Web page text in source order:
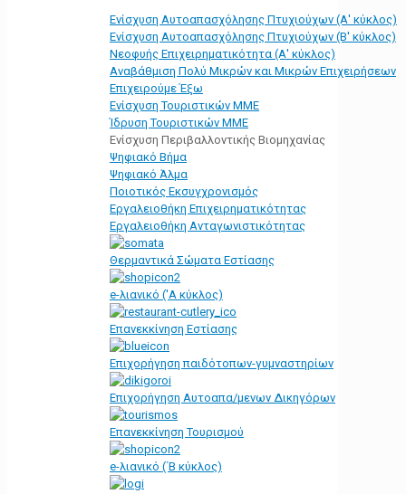
Ενίσχυση Αυτοαπασχόλησης Πτυχιούχων (Α' κύκλος)
Ενίσχυση Αυτοαπασχόλησης Πτυχιούχων (Β' κύκλος)
Νεοφυής Επιχειρηματικότητα (Α' κύκλος)
Αναβάθμιση Πολύ Μικρών και Μικρών Επιχειρήσεων
Επιχειρούμε Έξω
Ενίσχυση Τουριστικών ΜΜΕ
Ίδρυση Τουριστικών ΜΜΕ
Ενίσχυση Περιβαλλοντικής Βιομηχανίας
Ψηφιακό Βήμα
Ψηφιακό Άλμα
Ποιοτικός Εκσυγχρονισμός
Εργαλειοθήκη Eπιχειρηματικότητας
Εργαλειοθήκη Ανταγωνιστικότητας
Θερμαντικά Σώματα Εστίασης
e-λιανικό ('Α κύκλος)
Επανεκκίνηση Εστίασης
Επιχορήγηση παιδότοπων-γυμναστηρίων
Επιχορήγηση Αυτοαπα/μενων Δικηγόρων
Επανεκκίνηση Τουρισμού
e-λιανικό (΄Β κύκλος)